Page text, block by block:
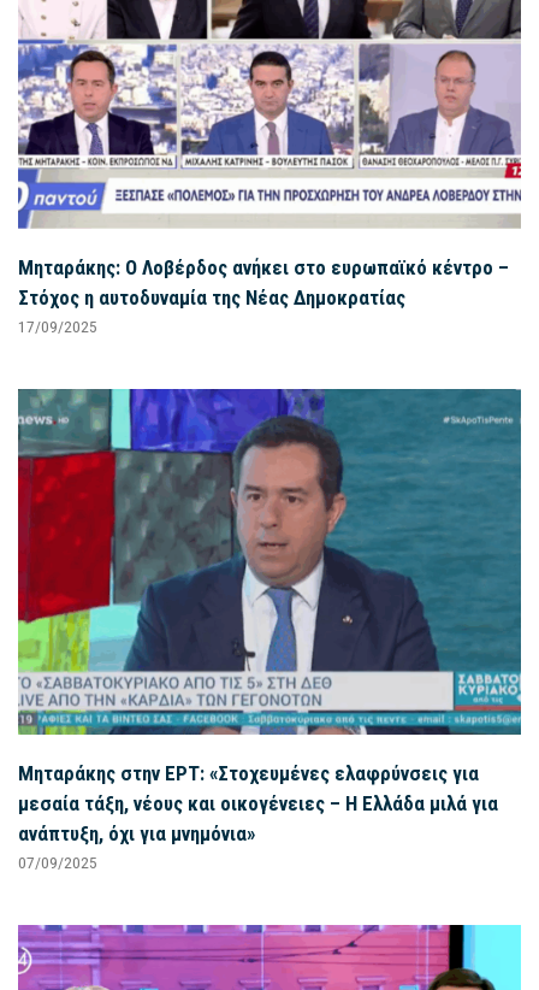
Μηταράκης: Ο Λοβέρδος ανήκει στο ευρωπαϊκό κέντρο –
Στόχος η αυτοδυναμία της Νέας Δημοκρατίας
17/09/2025
Μηταράκης στην ΕΡΤ: «Στοχευμένες ελαφρύνσεις για
μεσαία τάξη, νέους και οικογένειες – Η Ελλάδα μιλά για
ανάπτυξη, όχι για μνημόνια»
07/09/2025